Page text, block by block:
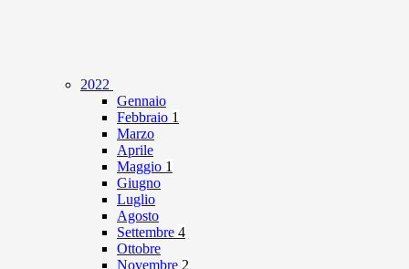
2022
Gennaio
Febbraio 1
Marzo
Aprile
Maggio 1
Giugno
Luglio
Agosto
Settembre 4
Ottobre
Novembre 2